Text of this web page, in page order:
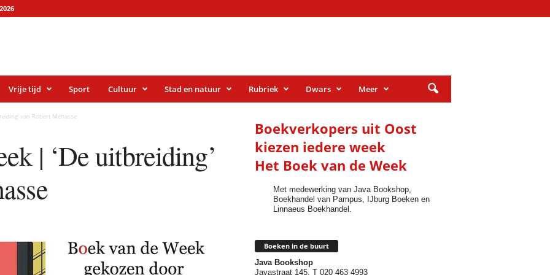
Vrije tijd Sport Cultuur Stad en natuur Rubriek Dwars Meer
van Robert Menasse
| ‘De uitbreiding’
Boekverkopers uit Oost
kiezen iedere week
Het Boek van de Week
Met medewerking van Java Bookshop,
Boekhandel van Pampus, IJburg Boeken en
Linnaeus Boekhandel.
Boeken in de buurt
Java Bookshop
Javastraat 145, T 020 463 4993